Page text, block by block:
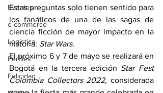
Eventos
e-commerce
Logística
Perfiles
Felicidad
Estas preguntas solo tienen sentido para
los fanáticos de una de las sagas de
ciencia ficción de mayor impacto en la
historia: Star Wars.
El próximo 6 y 7 de mayo se realizará en
Bogotá en la tercera edición Star Fest
Colombia Collectors 2022, considerada